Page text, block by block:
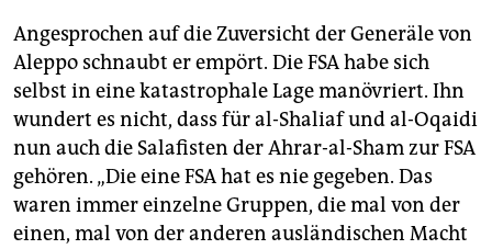
Angesprochen auf die Zuversicht der Generäle von
Aleppo schnaubt er empört. Die FSA habe sich
selbst in eine katastrophale Lage manövriert. Ihn
wundert es nicht, dass für al-Shaliaf und al-Oqaidi
nun auch die Salafisten der Ahrar-al-Sham zur FSA
gehören. „Die eine FSA hat es nie gegeben. Das
waren immer einzelne Gruppen, die mal von der
einen, mal von der anderen ausländischen Macht